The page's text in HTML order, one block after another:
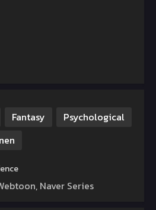
Fantasy
Psychological
Naver Series